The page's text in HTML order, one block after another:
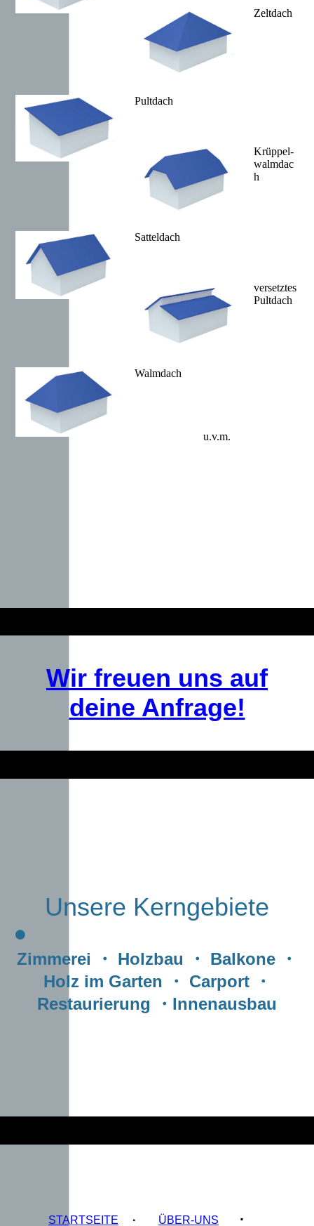
Zeltdach
Pultdach
Krüppel-
walmdac
h
Satteldach
versetztes
Pultdach
Walmdach
u.v.m.
Wir freuen uns auf
deine Anfrage!
Unsere Kerngebiete
Zimmerei ・ Holzbau ・ Balkone ・
Holz im Garten ・ Carport ・
Restaurierung ・Innenausbau
STARTSEITE · ÜBER-UNS ·